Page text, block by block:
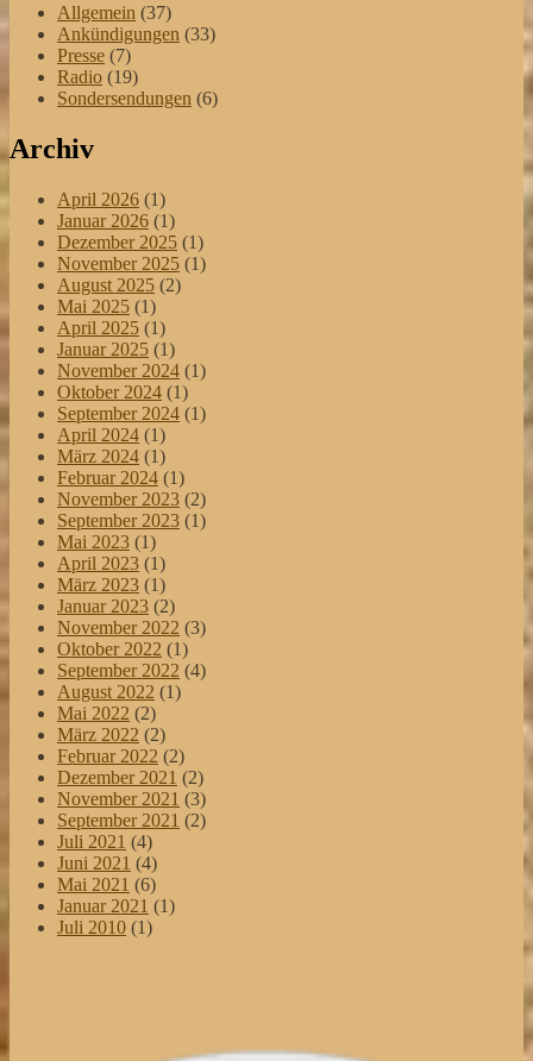
Allgemein (37)
Ankündigungen (33)
Presse (7)
Radio (19)
Sondersendungen (6)
Archiv
April 2026 (1)
Januar 2026 (1)
Dezember 2025 (1)
November 2025 (1)
August 2025 (2)
Mai 2025 (1)
April 2025 (1)
Januar 2025 (1)
November 2024 (1)
Oktober 2024 (1)
September 2024 (1)
April 2024 (1)
März 2024 (1)
Februar 2024 (1)
November 2023 (2)
September 2023 (1)
Mai 2023 (1)
April 2023 (1)
März 2023 (1)
Januar 2023 (2)
November 2022 (3)
Oktober 2022 (1)
September 2022 (4)
August 2022 (1)
Mai 2022 (2)
März 2022 (2)
Februar 2022 (2)
Dezember 2021 (2)
November 2021 (3)
September 2021 (2)
Juli 2021 (4)
Juni 2021 (4)
Mai 2021 (6)
Januar 2021 (1)
Juli 2010 (1)